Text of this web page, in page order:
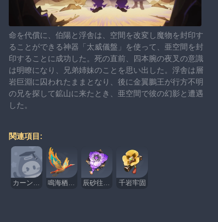
命を代償に、伯陽と浮舎は、空間を改変し魔物を封印す
ることができる神器「太威儀盤」を使って、亜空間を封
印することに成功した。死の直前、四本腕の夜叉の意識
は明瞭になり、兄弟姉妹のことを思い出した。浮舎は層
岩巨淵に囚われたままとなり、後に金翼鵬王が行方不明
の兄を探して鉱山に来たとき、亜空間で彼の幻影と遭遇
した。
関連項目:
カーンルイアの災厄 鳴海栖霞真君 辰砂往生録 千岩牢固